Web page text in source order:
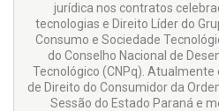
jurídica nos contratos
tecnologias e Direito Líder do
Consumo e Sociedade
do Conselho Nacional de
Tecnológico (CNPq).
de Direito do Consumidor da
Sessão do Estado Paraná e